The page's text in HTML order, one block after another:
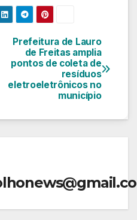
Prefeitura de Lauro
de Freitas amplia
pontos de coleta de
resíduos
eletroeletrônicos no
município